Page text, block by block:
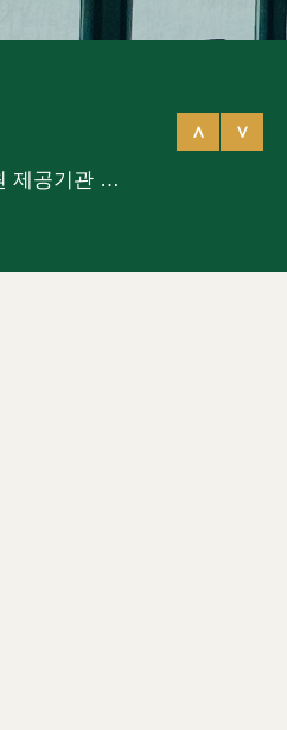
특수교육대상자 치료지원 제공기관 지정 (디딤카드 사용가능)
∨
∧